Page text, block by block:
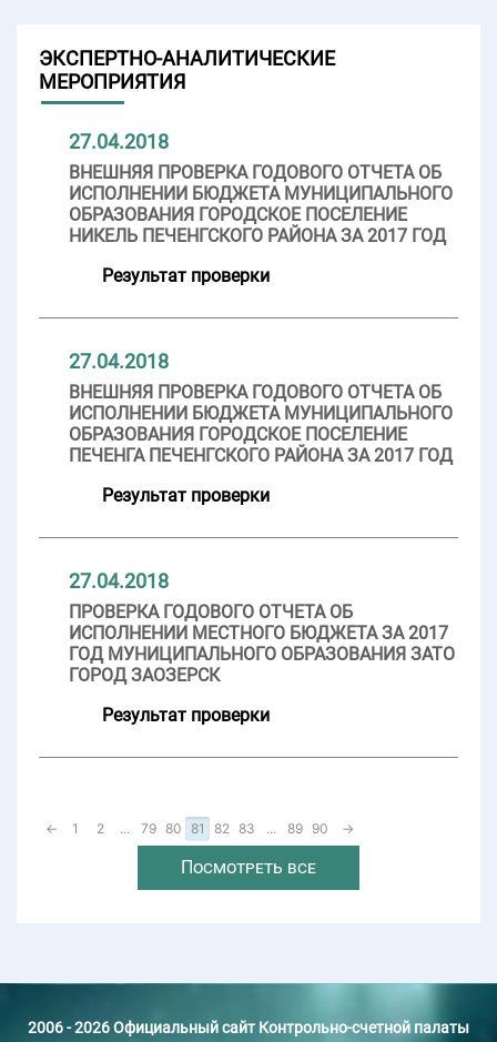
ЭКСПЕРТНО-АНАЛИТИЧЕСКИЕ
МЕРОПРИЯТИЯ
27.04.2018
ВНЕШНЯЯ ПРОВЕРКА ГОДОВОГО ОТЧЕТА ОБ
ИСПОЛНЕНИИ БЮДЖЕТА МУНИЦИПАЛЬНОГО
ОБРАЗОВАНИЯ ГОРОДСКОЕ ПОСЕЛЕНИЕ
НИКЕЛЬ ПЕЧЕНГСКОГО РАЙОНА ЗА 2017 ГОД
Результат проверки
27.04.2018
ВНЕШНЯЯ ПРОВЕРКА ГОДОВОГО ОТЧЕТА ОБ
ИСПОЛНЕНИИ БЮДЖЕТА МУНИЦИПАЛЬНОГО
ОБРАЗОВАНИЯ ГОРОДСКОЕ ПОСЕЛЕНИЕ
ПЕЧЕНГА ПЕЧЕНГСКОГО РАЙОНА ЗА 2017 ГОД
Результат проверки
27.04.2018
ПРОВЕРКА ГОДОВОГО ОТЧЕТА ОБ
ИСПОЛНЕНИИ МЕСТНОГО БЮДЖЕТА ЗА 2017
ГОД МУНИЦИПАЛЬНОГО ОБРАЗОВАНИЯ ЗАТО
ГОРОД ЗАОЗЕРСК
Результат проверки
← 1 2 ... 79 80 81 82 83 ... 89 90 →
Посмотреть все
2006 - 2026 Официальный сайт Контрольно-счетной палаты